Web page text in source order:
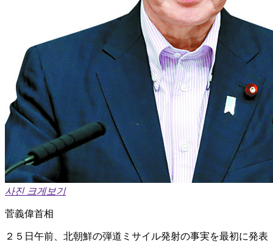
사진 크게보기
菅義偉首相
２５日午前、北朝鮮の弾道ミサイル発射の事実を最初に発表